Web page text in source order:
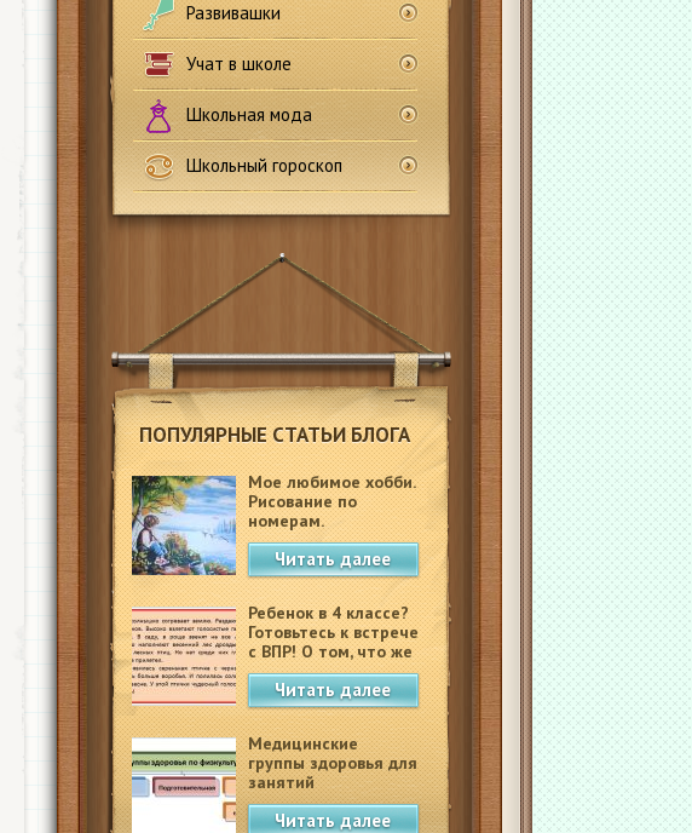
Развивашки
Учат в школе
Школьная мода
Школьный гороскоп
ПОПУЛЯРНЫЕ СТАТЬИ БЛОГА
Мое любимое хобби.
Рисование по
номерам.
Читать далее
Ребенок в 4 классе?
Готовьтесь к встрече
с ВПР! О том, что же
это такое.
Читать далее
Медицинские
группы здоровья для
занятий
физкультурой в
школеЧитать далее